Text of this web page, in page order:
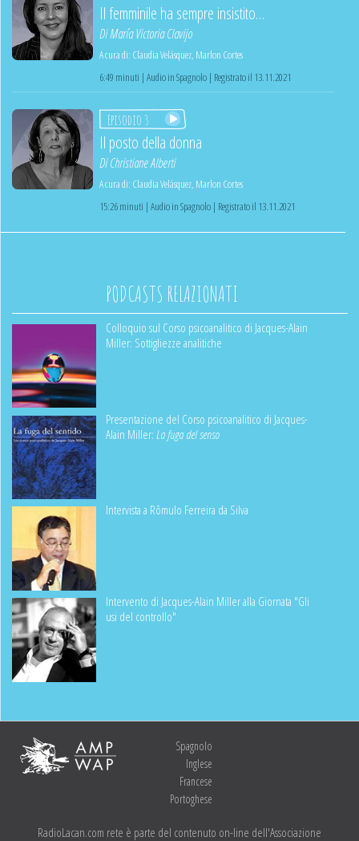
Il femminile ha sempre insistito…
DiMaría Victoria Clavijo
A cura di: Claudia Velásquez, Marlon Cortes
6:49 minuti | Audio in Spagnolo | Registrato il 13.11.2021
Episodio 3
Il posto della donna
DiChristiane Alberti
A cura di: Claudia Velásquez, Marlon Cortes
15:26 minuti | Audio in Spagnolo | Registrato il 13.11.2021
PODCASTS RELAZIONATI
Colloquio sul Corso psicoanalitico di Jacques-Alain
Miller: Sottigliezze analitiche
Presentazione del Corso psicoanalitico di Jacques-
Alain Miller:La fuga del senso
Intervista a Rômulo Ferreira da Silva
Intervento di Jacques-Alain Miller alla Giornata "Gli
usi del controllo"
Spagnolo
Inglese
Francese
Portoghese
RadioLacan.com rete è parte del contenuto on-line dell'Associazione